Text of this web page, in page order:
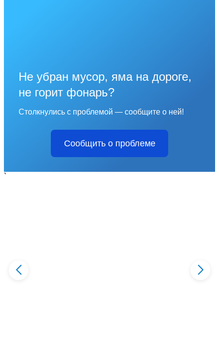
Не убран мусор, яма на дороге,
не горит фонарь?
Столкнулись с проблемой — сообщите о ней!
Сообщить о проблеме
`